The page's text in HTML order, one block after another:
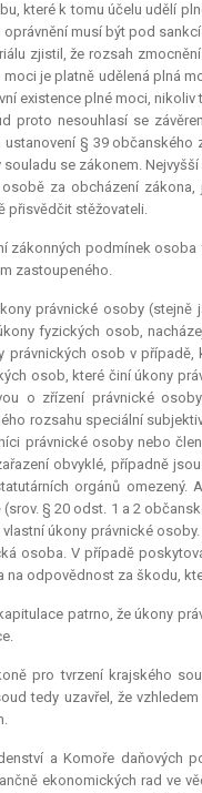
které k tomu účelu udělí
musí být pod
zjistil, že rozsah
je platně udělená plná
existence plné moci,
proto nesouhlasí se
§ 39
se zákonem.
za obcházení
přisvědčit stěžovateli.
zákonných podmínek
zastoupeného.
právnické osoby (stejně
fyzických osob,
osob v
osob, které činí úkony
o zřízení právnické
rozsahu speciální
právnické osoby nebo
obvyklé, případně
orgánů
§ 20 odst. 1 a 2
úkony právnické
osoba. V případě
odpovědnost za škodu,
patrno, že úkony
pro tvrzení krajského
tedy uzavřel, že
a Komoře daňových
ekonomických rad ve